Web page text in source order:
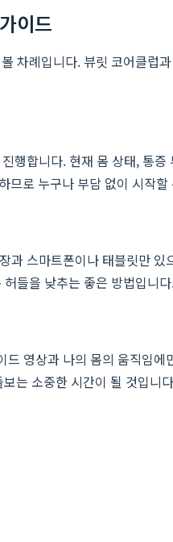
이드
차례입니다. 뷰릿 코어클럽
합니다. 현재 몸 상태, 통
므로 누구나 부담 없이 시작
스마트폰이나 태블릿만
들을 낮추는 좋은 방법입니
영상과 나의 몸의 움직임
는 소중한 시간이 될 것입